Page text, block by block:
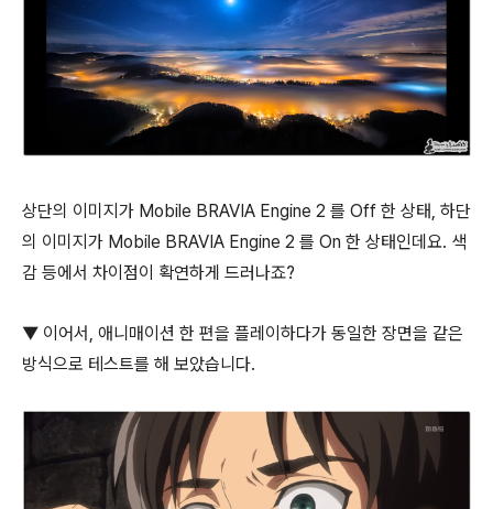
상단의 이미지가 Mobile BRAVIA Engine 2 를 Off 한 상태, 하단
의 이미지가 Mobile BRAVIA Engine 2 를 On 한 상태인데요. 색
감 등에서 차이점이 확연하게 드러나죠?
▼ 이어서, 애니매이션 한 편을 플레이하다가 동일한 장면을 같은
방식으로 테스트를 해 보았습니다.